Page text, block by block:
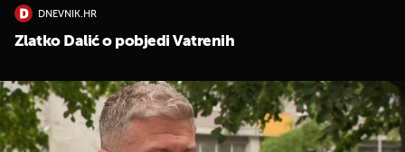
DNEVNIK.HR
Zlatko Dalić o pobjedi Vatrenih